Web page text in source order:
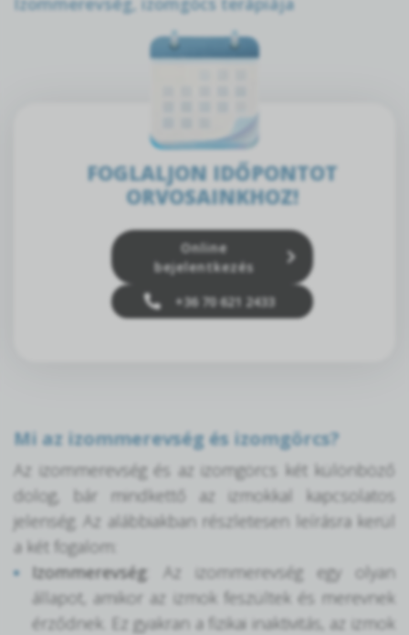
FOGLALJON IDŐPONTOT
ORVOSAINKHOZ!
Online
bejelentkezés
+36 70 621 2433
Mi az izommerevség és izomgörcs?
Az izommerevség és az izomgörcs két különböző
dolog, bár mindkettő az izmokkal kapcsolatos
jelenség. Az alábbiakban részletesen leírásra kerül
a két fogalom:
Izommerevség : Az izommerevség egy olyan
állapot, amikor az izmok feszültek és merevnek
érződnek. Ez gyakran a fizikai inaktivitás, az izmok